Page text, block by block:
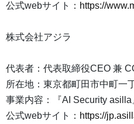
公式webサイト： https://
株式会社アジラ
代表者：代表取締役CEO 兼
所在地：東京都町田市中町一
事業内容：『AI Security
公式webサイト： https://